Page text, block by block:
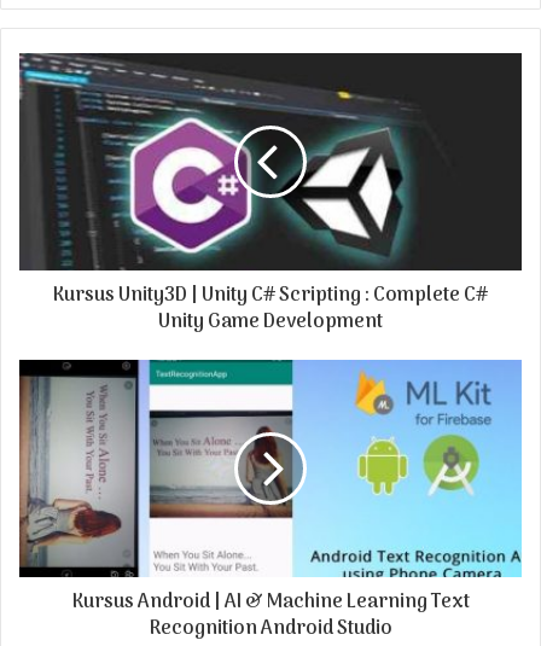
y
u
r
Kursus Unity3D | Unity C# Scripting : Complete C#
Unity Game Development
Kursus Android | AI & Machine Learning Text
Recognition Android Studio